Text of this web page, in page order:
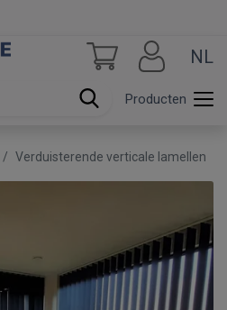
Producten
NL
Verduisterende verticale lamellen